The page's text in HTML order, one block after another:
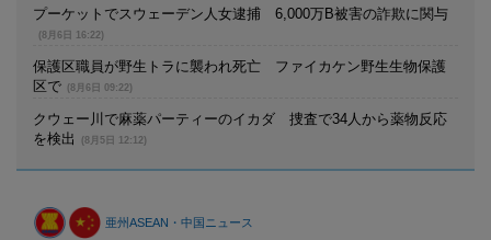
プーケットでスウェーデン人女逮捕 6,000万B被害の詐欺に関与
(8月6日 16:22)
保護区職員が野生トラに襲われ死亡 ファイカケン野生生物保護
区で
(8月6日 09:22)
クウェー川で麻薬パーティーのイカダ 捜査で34人から薬物反応
を検出
(8月5日 12:12)
亜州ASEAN・中国ニュース